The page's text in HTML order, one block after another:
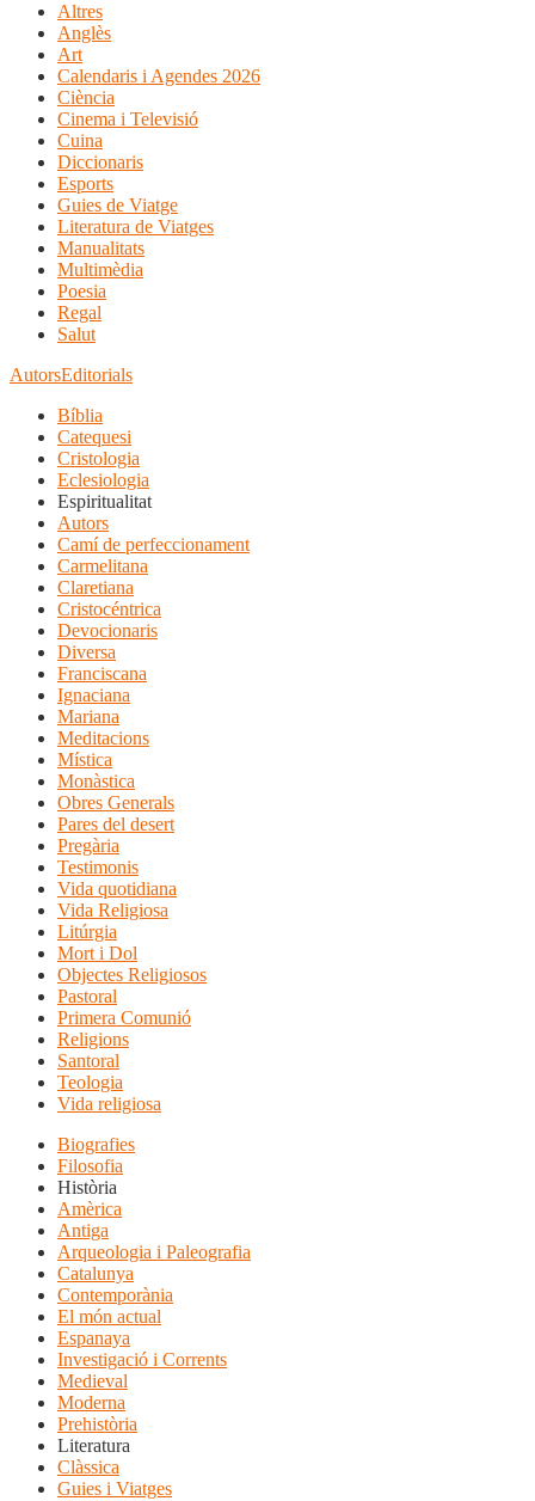
Altres
Anglès
Art
Calendaris i Agendes 2026
Ciència
Cinema i Televisió
Cuina
Diccionaris
Esports
Guies de Viatge
Literatura de Viatges
Manualitats
Multimèdia
Poesia
Regal
Salut
AutorsEditorials
Bíblia
Catequesi
Cristologia
Eclesiologia
Espiritualitat
Autors
Camí de perfeccionament
Carmelitana
Claretiana
Cristocéntrica
Devocionaris
Diversa
Franciscana
Ignaciana
Mariana
Meditacions
Mística
Monàstica
Obres Generals
Pares del desert
Pregària
Testimonis
Vida quotidiana
Vida Religiosa
Litúrgia
Mort i Dol
Objectes Religiosos
Pastoral
Primera Comunió
Religions
Santoral
Teologia
Vida religiosa
Biografies
Filosofia
Història
Amèrica
Antiga
Arqueologia i Paleografia
Catalunya
Contemporània
El món actual
Espanaya
Investigació i Corrents
Medieval
Moderna
Prehistòria
Literatura
Clàssica
Guies i Viatges